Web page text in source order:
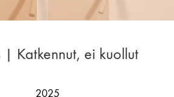
| Katkennut, ei kuollut
2025